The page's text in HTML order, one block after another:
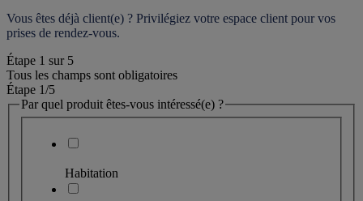
Vous êtes déjà client(e) ? Privilégiez votre espace client pour vos
prises de rendez-vous.
Étape 1 sur 5
Tous les champs sont obligatoires
Étape 1/5
Par quel produit êtes-vous intéressé(e) ?
Habitation